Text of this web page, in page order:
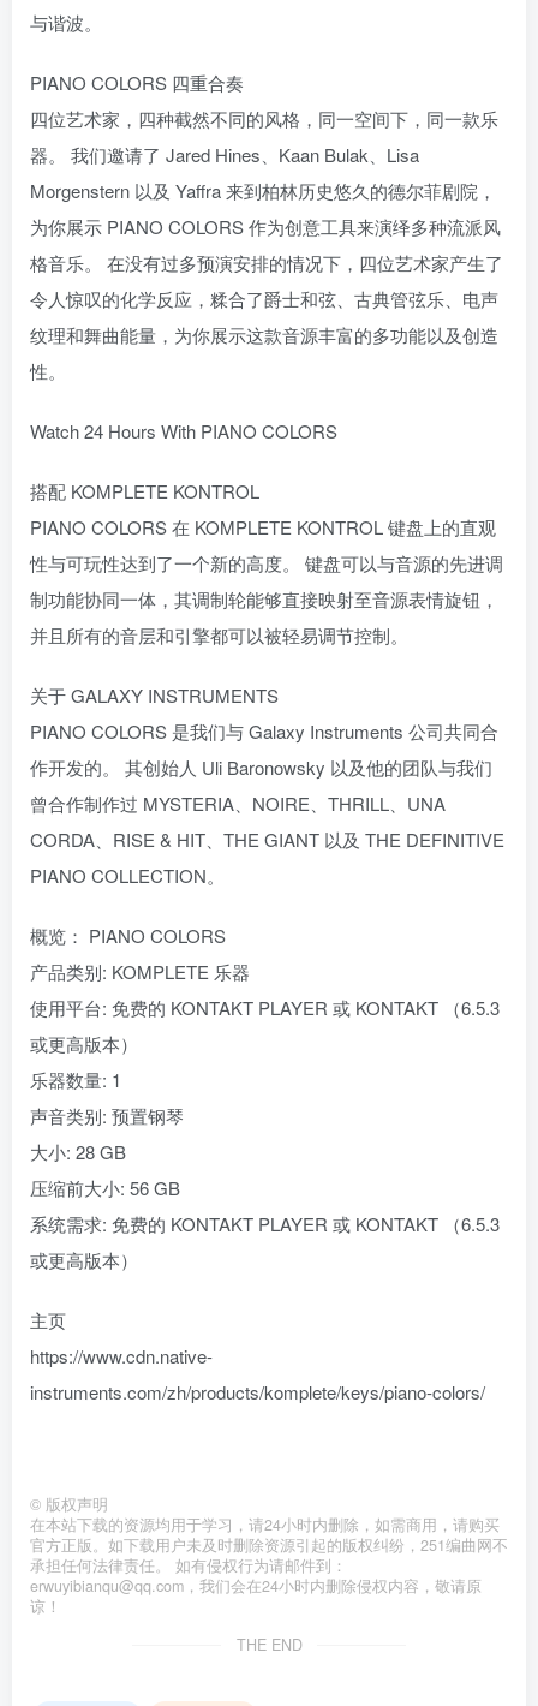
与谐波。
PIANO COLORS 四重合奏
四位艺术家，四种截然不同的风格，同一空间下，同一款乐
器。 我们邀请了 Jared Hines、Kaan Bulak、Lisa
Morgenstern 以及 Yaffra 来到柏林历史悠久的德尔菲剧院，
为你展示 PIANO COLORS 作为创意工具来演绎多种流派风
格音乐。 在没有过多预演安排的情况下，四位艺术家产生了
令人惊叹的化学反应，糅合了爵士和弦、古典管弦乐、电声
纹理和舞曲能量，为你展示这款音源丰富的多功能以及创造
性。
Watch 24 Hours With PIANO COLORS
搭配 KOMPLETE KONTROL
PIANO COLORS 在 KOMPLETE KONTROL 键盘上的直观
性与可玩性达到了一个新的高度。 键盘可以与音源的先进调
制功能协同一体，其调制轮能够直接映射至音源表情旋钮，
并且所有的音层和引擎都可以被轻易调节控制。
关于 GALAXY INSTRUMENTS
PIANO COLORS 是我们与 Galaxy Instruments 公司共同合
作开发的。 其创始人 Uli Baronowsky 以及他的团队与我们
曾合作制作过 MYSTERIA、NOIRE、THRILL、UNA
CORDA、RISE & HIT、THE GIANT 以及 THE DEFINITIVE
PIANO COLLECTION。
概览： PIANO COLORS
产品类别: KOMPLETE 乐器
使用平台: 免费的 KONTAKT PLAYER 或 KONTAKT （6.5.3
或更高版本）
乐器数量: 1
声音类别: 预置钢琴
大小: 28 GB
压缩前大小: 56 GB
系统需求: 免费的 KONTAKT PLAYER 或 KONTAKT （6.5.3
或更高版本）
主页
https://www.cdn.native-
instruments.com/zh/products/komplete/keys/piano-colors/
© 版权声明
在本站下载的资源均用于学习，请24小时内删除，如需商用，请购买
官方正版。如下载用户未及时删除资源引起的版权纠纷，251编曲网不
承担任何法律责任。 如有侵权行为请邮件到：
erwuyibianqu@qq.com，我们会在24小时内删除侵权内容，敬请原
谅！
THE END